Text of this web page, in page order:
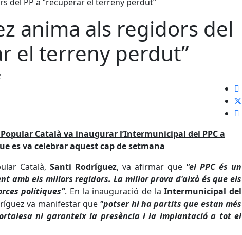
anima als regidors del
el terreny perdut”
Català va inaugurar l’Intermunicipal del PPC a
es va celebrar aquest cap de setmana
Català, Santi Rodríguez, va afirmar que "el PPC és un
els millors regidors. La millor prova d'això és que els
polítiques”. En la inauguració de laIntermunicipal del
va manifestar que "potser hi ha partits que estan més
ni garanteix la presència i la implantació a tot el